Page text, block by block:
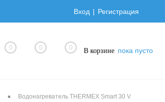
Вход Регистрация
0 0 0 В корзине пока пусто
• Водонагреватель THERMEX Smart 30 V